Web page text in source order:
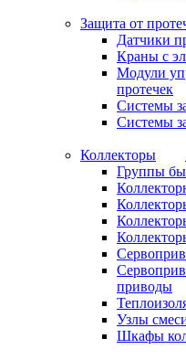
Защита от
Датчики
Краны с
Модули
протечек
Системы
Системы
Коллекторы
Группы
приводы
Узлы
Шкафы